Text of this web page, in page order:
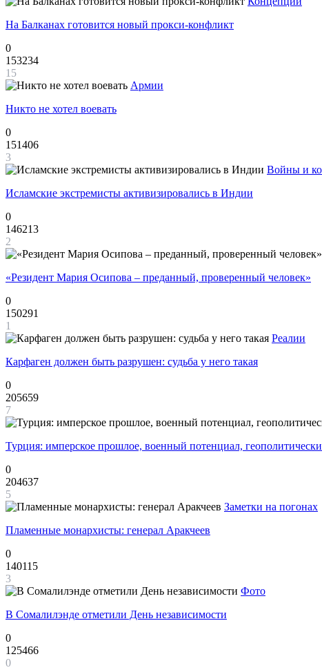
На Балканах готовится новый прокси-конфликт
0
153234
15
Армии
Никто не хотел воевать
0
151406
3
Войны и
Исламские экстремисты активизировались в Индии
0
146213
2
«Резидент Мария Осипова – преданный, проверенный человек»
0
150291
1
Реалии
Карфаген должен быть разрушен: судьба у него такая
0
205659
7
Турция: имперское прошлое, военный потенциал,
0
204637
5
Заметки на погонах
Пламенные монархисты: генерал Аракчеев
0
140115
3
Фото
В Сомалилэнде отметили День независимости
0
125466
0